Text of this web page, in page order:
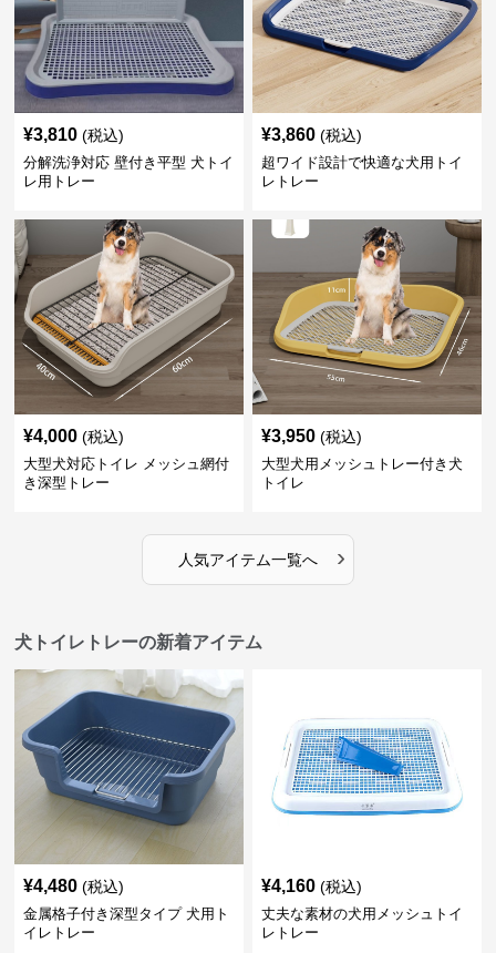
¥3,810 (税込)
分解洗浄対応 壁付き平型 犬トイ
レ用トレー
¥3,860 (税込)
超ワイド設計で快適な犬用トイ
レトレー
¥4,000 (税込)
大型犬対応トイレ メッシュ網付
き深型トレー
¥3,950 (税込)
大型犬用メッシュトレー付き犬
トイレ
人気アイテム一覧へ ›
犬トイレトレーの新着アイテム
¥4,480 (税込)
金属格子付き深型タイプ 犬用ト
イレトレー
¥4,160 (税込)
丈夫な素材の犬用メッシュトイ
レトレー